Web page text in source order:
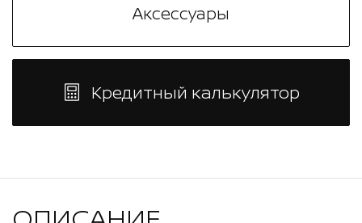
Аксессуары
Кредитный калькулятор